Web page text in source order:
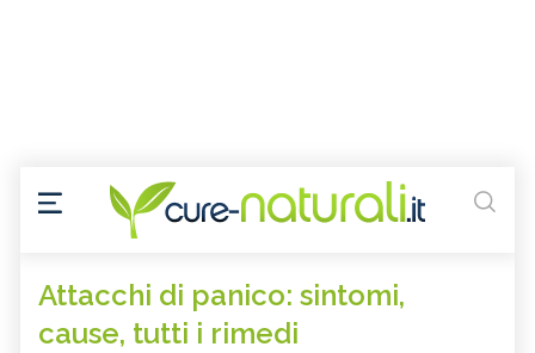
Attacchi di panico: sintomi,
cause, tutti i rimedi